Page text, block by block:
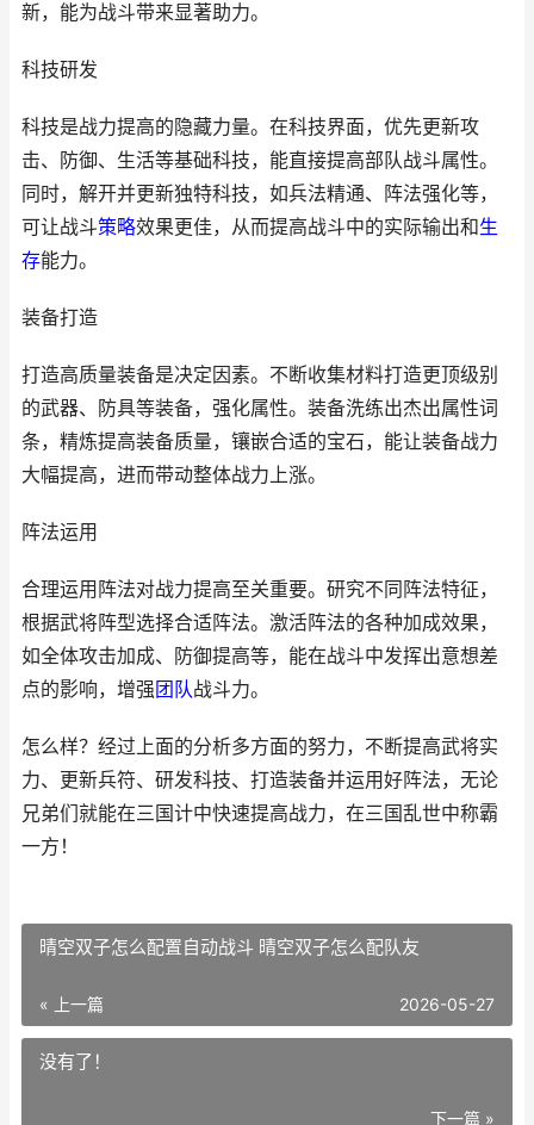
新，能为战斗带来显著助力。
科技研发
科技是战力提高的隐藏力量。在科技界面，优先更新攻
击、防御、生活等基础科技，能直接提高部队战斗属性。
同时，解开并更新独特科技，如兵法精通、阵法强化等，
可让战斗策略效果更佳，从而提高战斗中的实际输出和生
存能力。
装备打造
打造高质量装备是决定因素。不断收集材料打造更顶级别
的武器、防具等装备，强化属性。装备洗练出杰出属性词
条，精炼提高装备质量，镶嵌合适的宝石，能让装备战力
大幅提高，进而带动整体战力上涨。
阵法运用
合理运用阵法对战力提高至关重要。研究不同阵法特征，
根据武将阵型选择合适阵法。激活阵法的各种加成效果，
如全体攻击加成、防御提高等，能在战斗中发挥出意想差
点的影响，增强团队战斗力。
怎么样？经过上面的分析多方面的努力，不断提高武将实
力、更新兵符、研发科技、打造装备并运用好阵法，无论
兄弟们就能在三国计中快速提高战力，在三国乱世中称霸
一方！
晴空双子怎么配置自动战斗 晴空双子怎么配队友
« 上一篇 2026-05-27
没有了！
下一篇 »